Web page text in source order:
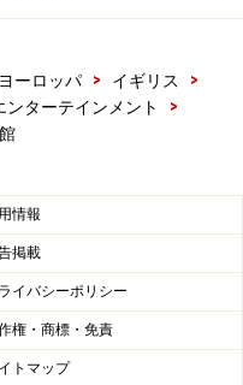
ヨーロッパ > イギリス
>
ンターテインメント
>
情報
掲載
イバシーポリシー
権・商標・免責
トマップ